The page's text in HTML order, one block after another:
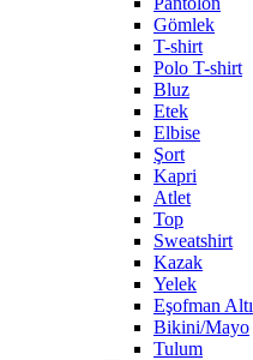
Gömlek
T-shirt
Polo T-shirt
Bluz
Etek
Elbise
Şort
Kapri
Atlet
Top
Sweatshirt
Kazak
Yelek
Eşofman Altı
Bikini/Mayo
Tulum